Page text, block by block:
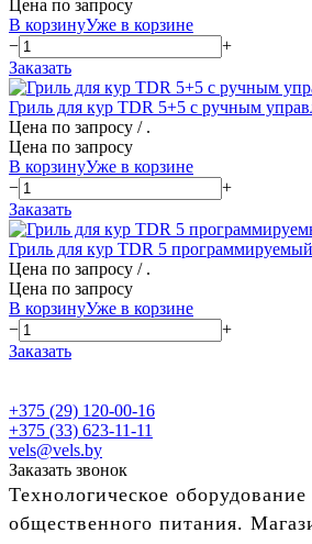
Цена по запросу
В корзинуУже в корзине
−
+
Заказать
Гриль для кур TDR 5+5 с ручным
Цена по запросу / .
Цена по запросу
В корзинуУже в корзине
−
+
Заказать
Гриль для кур TDR 5 программируемый
Цена по запросу / .
Цена по запросу
В корзинуУже в корзине
−
+
Заказать
+375 (29) 120-00-16
+375 (33) 623-11-11
vels@vels.by
Заказать звонок
Технологическое
общественного питания.